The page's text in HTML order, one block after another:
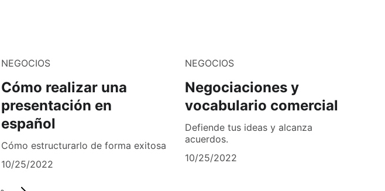
NEGOCIOS
Cómo realizar una
presentación en
español
Cómo estructurarlo de forma exitosa
10/25/2022
NEGOCIOS
Negociaciones y
vocabulario comercial
Defiende tus ideas y alcanza
acuerdos.
10/25/2022